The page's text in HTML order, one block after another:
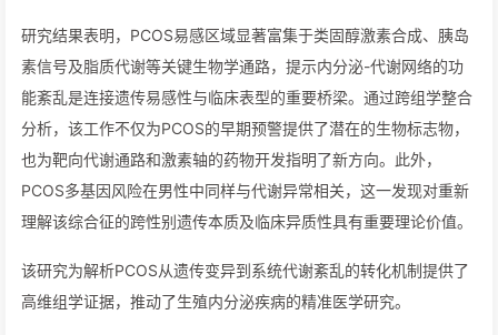
研究结果表明，PCOS易感区域显著富集于类固醇激素合成、胰岛
素信号及脂质代谢等关键生物学通路，提示内分泌-代谢网络的功
能紊乱是连接遗传易感性与临床表型的重要桥梁。通过跨组学整合
分析，该工作不仅为PCOS的早期预警提供了潜在的生物标志物，
也为靶向代谢通路和激素轴的药物开发指明了新方向。此外，
PCOS多基因风险在男性中同样与代谢异常相关，这一发现对重新
理解该综合征的跨性别遗传本质及临床异质性具有重要理论价值。
该研究为解析PCOS从遗传变异到系统代谢紊乱的转化机制提供了
高维组学证据，推动了生殖内分泌疾病的精准医学研究。